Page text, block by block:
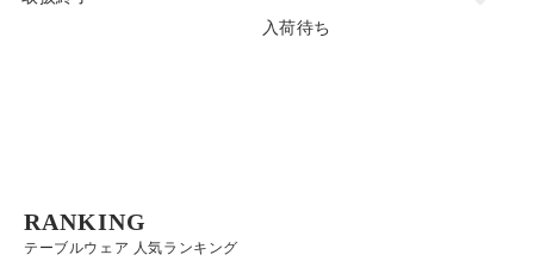
入荷待ち
テーブルウェア 人気ランキング
RANKING